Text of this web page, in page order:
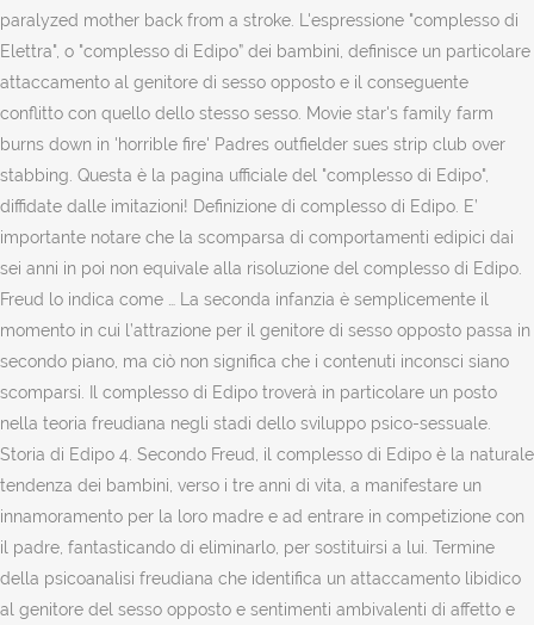
paralyzed mother back from a stroke. L'espressione "complesso di
Elettra", o "complesso di Edipo” dei bambini, definisce un particolare
attaccamento al genitore di sesso opposto e il conseguente
conflitto con quello dello stesso sesso. Movie star's family farm
burns down in 'horrible fire' Padres outfielder sues strip club over
stabbing. Questa è la pagina ufficiale del "complesso di Edipo",
diffidate dalle imitazioni! Definizione di complesso di Edipo. E’
importante notare che la scomparsa di comportamenti edipici dai
sei anni in poi non equivale alla risoluzione del complesso di Edipo.
Freud lo indica come … La seconda infanzia è semplicemente il
momento in cui l’attrazione per il genitore di sesso opposto passa in
secondo piano, ma ciò non significa che i contenuti inconsci siano
scomparsi. Il complesso di Edipo troverà in particolare un posto
nella teoria freudiana negli stadi dello sviluppo psico-sessuale.
Storia di Edipo 4. Secondo Freud, il complesso di Edipo è la naturale
tendenza dei bambini, verso i tre anni di vita, a manifestare un
innamoramento per la loro madre e ad entrare in competizione con
il padre, fantasticando di eliminarlo, per sostituirsi a lui. Termine
della psicoanalisi freudiana che identifica un attaccamento libidico
al genitore del sesso opposto e sentimenti ambivalenti di affetto e